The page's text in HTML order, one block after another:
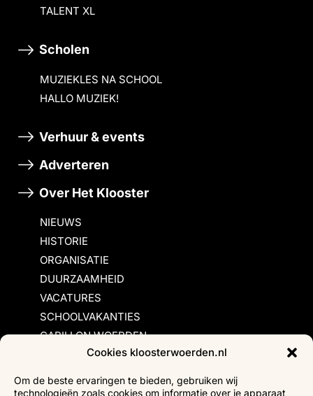
Cookies kloosterwoerden.nl
Om de beste ervaringen te bieden, gebruiken wij
technologieën zoals cookies om informatie over je apparaat
TALENT XL
Scholen
MUZIEKLES NA SCHOOL
HALLO MUZIEK!
Verhuur & events
Adverteren
Over Het Klooster
NIEUWS
HISTORIE
ORGANISATIE
DUURZAAMHEID
VACATURES
SCHOOLVAKANTIES
CARILLON WOERDEN
Inschrijvingsvoorwaarden